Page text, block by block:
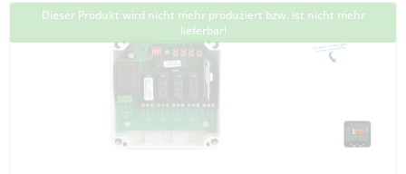
Dieser Produkt wird nicht mehr produziert bzw. ist nicht mehr
lieferbar!